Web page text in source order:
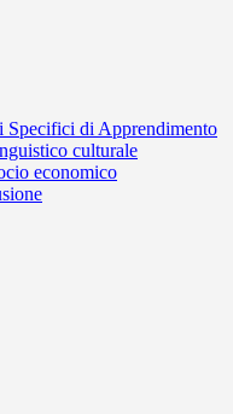
di Apprendimento
culturale
economico